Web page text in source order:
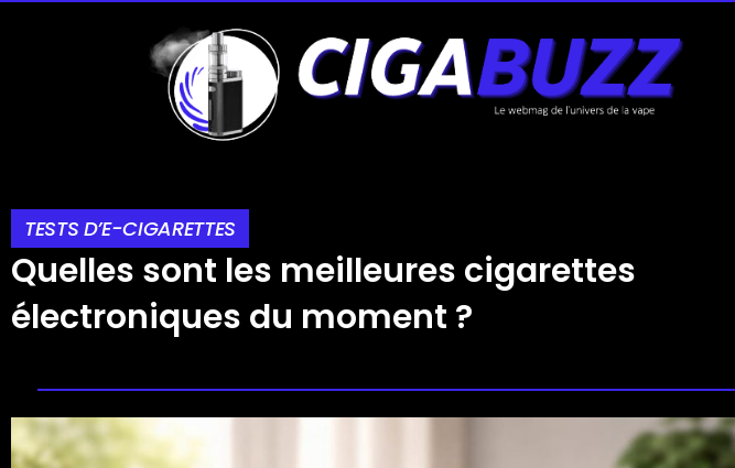
TESTS D’E-CIGARETTES
Quelles sont les meilleures cigarettes
électroniques du moment ?